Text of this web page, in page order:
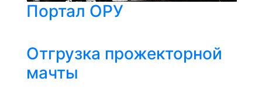
Портал ОРУ
Отгрузка прожекторной
мачты